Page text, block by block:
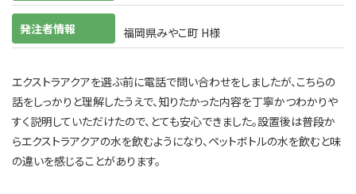
発注者情報 福岡県みやこ町 H様
エクストラアクアを選ぶ前に電話で問い合わせをしましたが、こちらの
話をしっかりと理解したうえで、知りたかった内容を丁寧かつわかりや
すく説明していただけたので、とても安心できました。設置後は普段か
らエクストラアクアの水を飲むようになり、ペットボトルの水を飲むと味
の違いを感じることがあります。